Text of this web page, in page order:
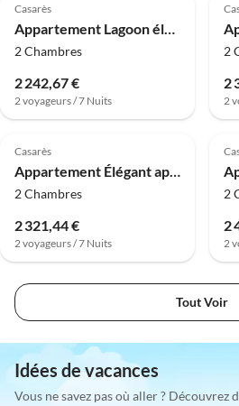
Casarès
2 Chambres
2 242,67 €
2 voyageurs / 7 Nuits
2
2
2
Casarès
2 Chambres
2 321,44 €
2 voyageurs / 7 Nuits
2
2
2
Tout Voir
Idées de vacances
Vous ne savez pas où aller ? Découvrez